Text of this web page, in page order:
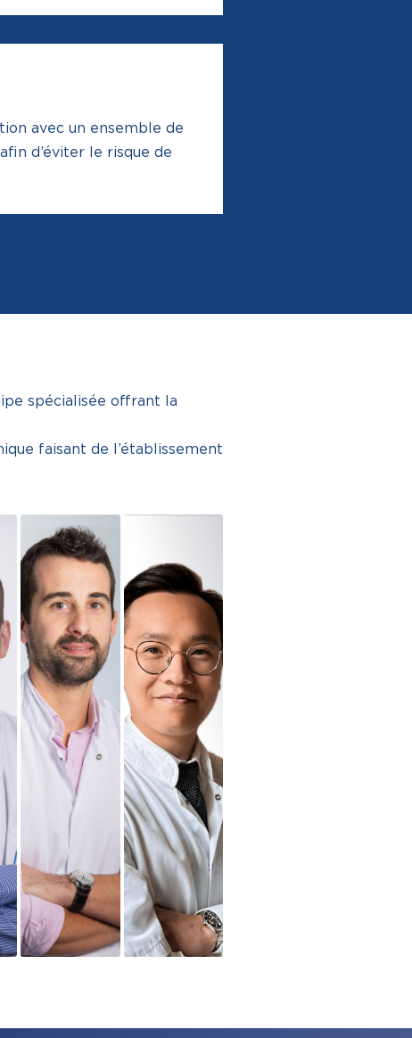
avec un ensemble de
d’éviter le risque de
spécialisée offrant la
faisant de l’établissement